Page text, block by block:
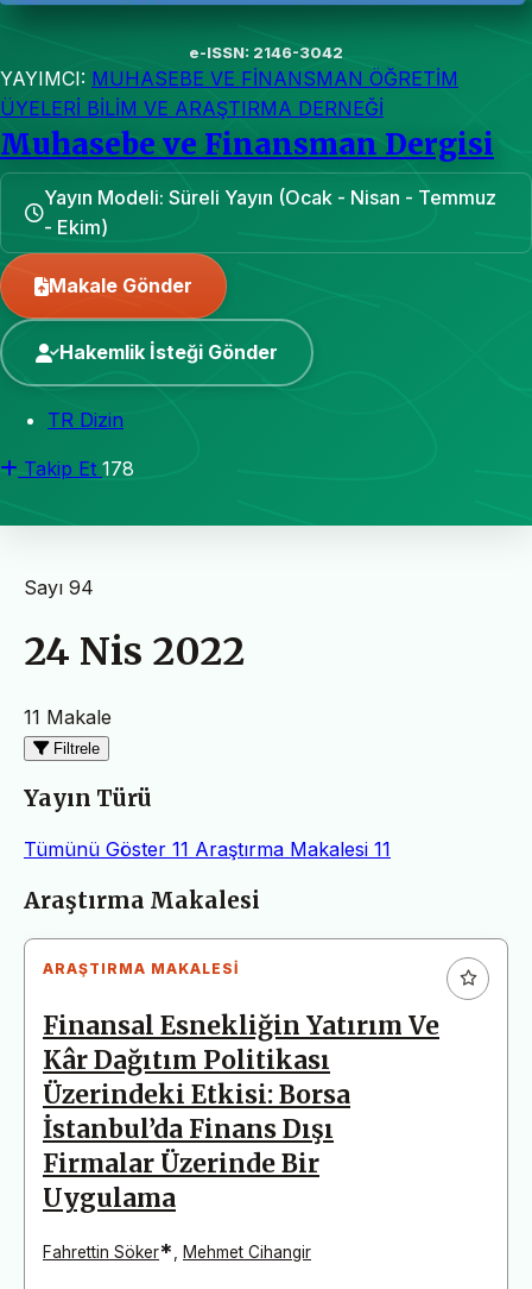
e-ISSN: 2146-3042
YAYIMCI: MUHASEBE VE FİNANSMAN ÖĞRETİM
ÜYELERİ BİLİM VE ARAŞTIRMA DERNEĞİ
Muhasebe ve Finansman Dergisi
Yayın Modeli: Süreli Yayın (Ocak - Nisan - Temmuz
- Ekim)
Makale Gönder
Hakemlik İsteği Gönder
TR Dizin
Takip Et 178
Sayı 94
24 Nis 2022
11 Makale
Filtrele
Yayın Türü
Tümünü Göster 11 Araştırma Makalesi 11
Makaleler
Araştırma Makalesi
ARAŞTIRMA MAKALESI
Finansal Esnekliğin Yatırım Ve
Kâr Dağıtım Politikası
Üzerindeki Etkisi: Borsa
İstanbul’da Finans Dışı
Firmalar Üzerinde Bir
Uygulama
Fahrettin Söker* Mehmet Cihangir